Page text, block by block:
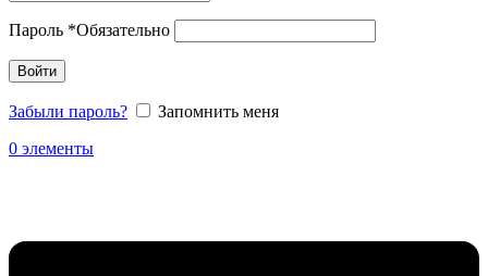
Пароль *Обязательно
Войти
Забыли пароль?
Запомнить меня
0 элементы